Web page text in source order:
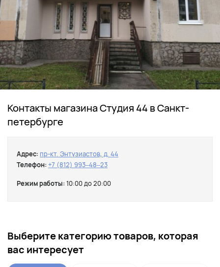
Контакты магазина Студия 44 в Санкт-
петербурге
Адрес: пр-кт. Энтузиастов, д. 44
Телефон: +7 (812) 993‒48‒23
Режим работы: 10:00 до 20:00
Выберите категорию товаров, которая
вас интересует